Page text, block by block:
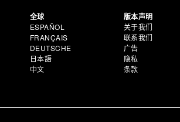
全球
ESPAÑOL
FRANÇAIS
DEUTSCHE
日本語
中文
版本声明
关于我们
联系我们
广告
隐私
条款